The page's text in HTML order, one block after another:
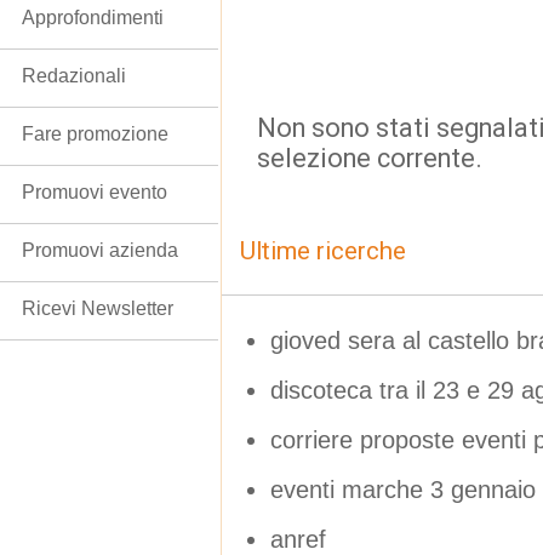
Non sono stati
selezione corrente.
Ultime ricerche
gioved sera al castello
discoteca tra il 23 e 29
corriere proposte eventi
eventi marche 3 gennaio
anref
Approfondimenti
Redazionali
Fare promozione
Promuovi evento
Promuovi azienda
Ricevi Newsletter